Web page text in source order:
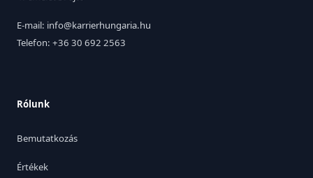
E-mail: info@karrierhungaria.hu
Telefon: +36 30 692 2563
Rólunk
Bemutatkozás
Értékek